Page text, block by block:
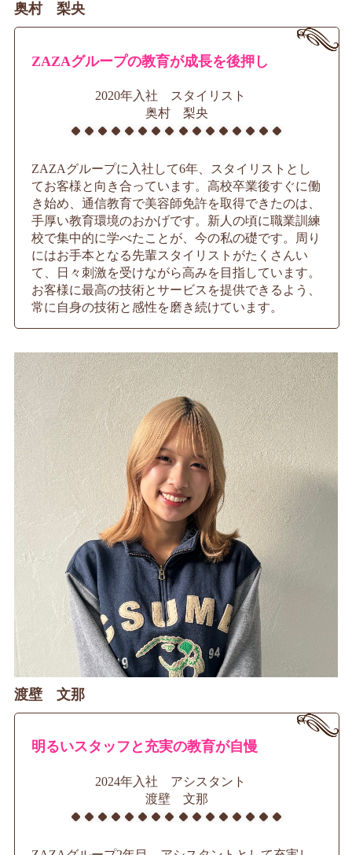
奥村 梨央
ZAZAグループの教育が成長を後押し
2020年入社 スタイリスト
奥村 梨央
ZAZAグループに入社して6年、スタイリストとし
てお客様と向き合っています。高校卒業後すぐに働
き始め、通信教育で美容師免許を取得できたのは、
手厚い教育環境のおかげです。新人の頃に職業訓練
校で集中的に学べたことが、今の私の礎です。周り
にはお手本となる先輩スタイリストがたくさんい
て、日々刺激を受けながら高みを目指しています。
お客様に最高の技術とサービスを提供できるよう、
常に自身の技術と感性を磨き続けています。
渡壁 文那
明るいスタッフと充実の教育が自慢
2024年入社 アシスタント
渡壁 文那